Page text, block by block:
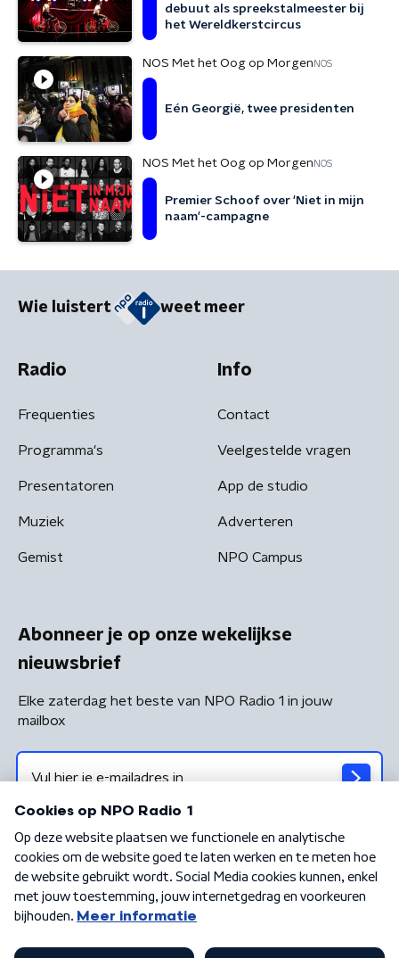
debuut als spreekstalmeester bij
het Wereldkerstcircus
NOS Met het Oog op Morgen NOS
Eén Georgië, twee presidenten
NOS Met het Oog op Morgen NOS
Premier Schoof over 'Niet in mijn
naam'-campagne
Wie luistert weet meer
Radio
Frequenties
Programma's
Presentatoren
Muziek
Gemist
Info
Contact
Veelgestelde vragen
App de studio
Adverteren
NPO Campus
Abonneer je op onze wekelijkse
nieuwsbrief
Elke zaterdag het beste van NPO Radio 1 in jouw
mailbox
Algemene voorwaarden